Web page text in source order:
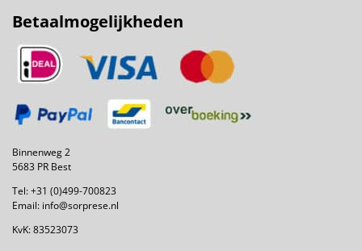
Betaalmogelijkheden
Binnenweg 2
5683 PR Best
Tel:+31 (0)499-700823
Email: info@sorprese.nl
KvK: 83523073